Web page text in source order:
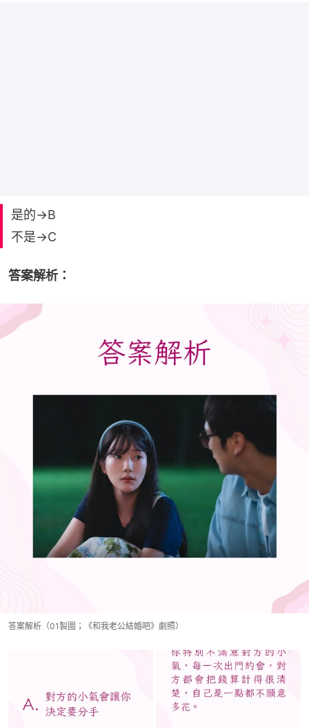
是的→B
不是→C
答案解析：
答案解析（01製圖；《和我老公結婚吧》劇照）